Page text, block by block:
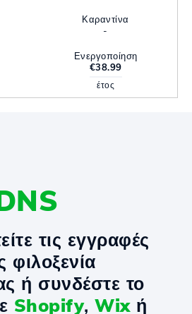
Καραντίνα
-
Ενεργοποίηση
€38.99
έτος
τις εγγραφές
φιλοξενία
ή συνδέστε το
Shopify, Wixή